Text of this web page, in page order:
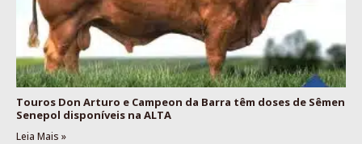
Touros Don Arturo e Campeon da Barra têm doses de Sêmen
Senepol disponíveis na ALTA
Leia Mais »